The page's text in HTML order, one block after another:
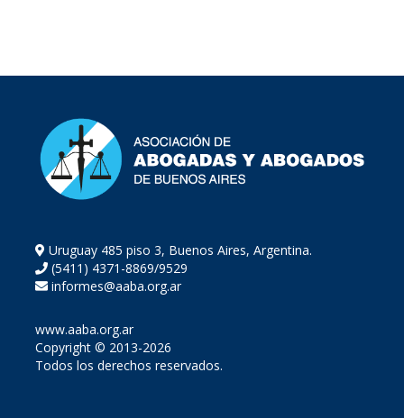
Uruguay 485 piso 3, Buenos Aires, Argentina.
(5411) 4371-8869/9529
informes@aaba.org.ar
www.aaba.org.ar
Copyright © 2013-2026
Todos los derechos reservados.